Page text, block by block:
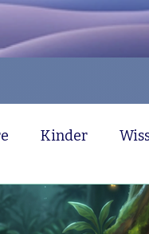
Kinder
Märchen